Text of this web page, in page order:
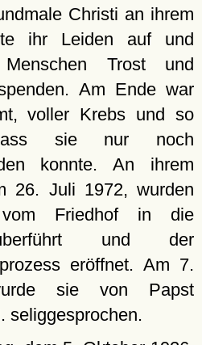
Christi an ihrem
ihr Leiden auf und
Trost und
Am Ende war
voller Krebs und so
sie nur noch
konnte. An ihrem
26. Juli 1972, wurden
Friedhof in die
und der
eröffnet. Am 7.
sie von Papst
seliggesprochen.